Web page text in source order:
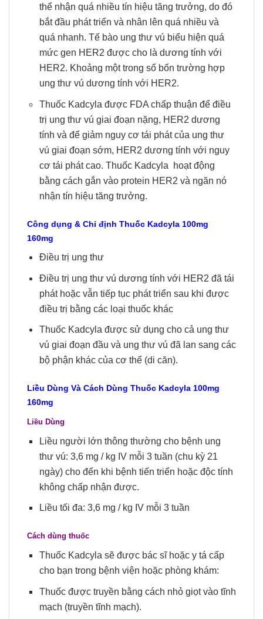
thể nhận quá nhiều tín hiệu tăng trưởng, do đó
bắt đầu phát triển và nhân lên quá nhiều và
quá nhanh. Tế bào ung thư vú biểu hiện quá
mức gen HER2 được cho là dương tính với
HER2. Khoảng một trong số bốn trường hợp
ung thư vú dương tính với HER2.
Thuốc Kadcyla được FDA chấp thuận để điều
trị ung thư vú giai đoạn nặng, HER2 dương
tính và để giảm nguy cơ tái phát của ung thư
vú giai đoạn sớm, HER2 dương tính với nguy
cơ tái phát cao. Thuốc Kadcyla hoạt động
bằng cách gắn vào protein HER2 và ngăn nó
nhận tín hiệu tăng trưởng.
Công dụng & Chỉ định Thuốc Kadcyla 100mg
160mg
Điều trị ung thư
Điều trị ung thư vú dương tính với HER2 đã tái
phát hoặc vẫn tiếp tục phát triển sau khi được
điều trị bằng các loại thuốc khác
Thuốc Kadcyla được sử dụng cho cả ung thư
vú giai đoạn đầu và ung thư vú đã lan sang các
bộ phận khác của cơ thể (di căn).
Liều Dùng Và Cách Dùng Thuốc Kadcyla 100mg
160mg
Liều Dùng
Liều người lớn thông thường cho bệnh ung
thư vú: 3,6 mg / kg IV mỗi 3 tuần (chu kỳ 21
ngày) cho đến khi bệnh tiến triển hoặc độc tính
không chấp nhận được.
Liều tối đa: 3,6 mg / kg IV mỗi 3 tuần
Cách dùng thuốc
Thuốc Kadcyla sẽ được bác sĩ hoặc y tá cấp
cho bạn trong bệnh viện hoặc phòng khám:
Thuốc được truyền bằng cách nhỏ giọt vào tĩnh
mạch (truyền tĩnh mạch).